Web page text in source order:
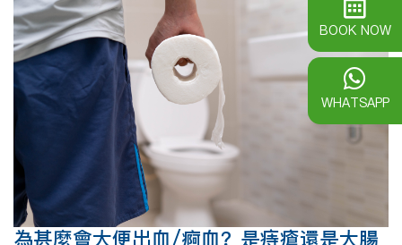
為甚麼會大便出血/痾血？是痔瘡還是大腸
BOOK NOW
WHATSAPP